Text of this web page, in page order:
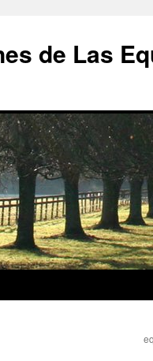
de Las